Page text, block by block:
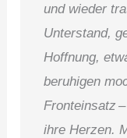
und wieder
Unterstand,
Hoffnung,
beruhigen
Fronteinsatz
ihre Herzen.